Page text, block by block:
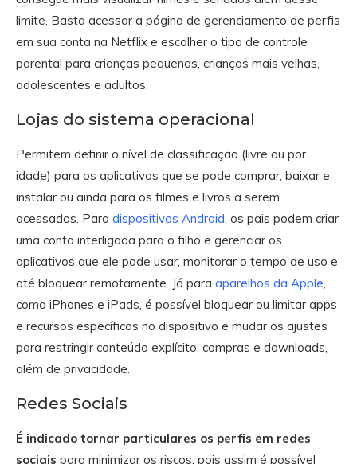
limite. Basta acessar a página de gerenciamento de perfis
em sua conta na Netflix e escolher o tipo de controle
parental para crianças pequenas, crianças mais velhas,
adolescentes e adultos.
Lojas do sistema operacional
Permitem definir o nível de classificação (livre ou por
idade) para os aplicativos que se pode comprar, baixar e
instalar ou ainda para os filmes e livros a serem
acessados. Para dispositivos Android, os pais podem criar
uma conta interligada para o filho e gerenciar os
aplicativos que ele pode usar, monitorar o tempo de uso e
até bloquear remotamente. Já para aparelhos da Apple,
como iPhones e iPads, é possível bloquear ou limitar apps
e recursos específicos no dispositivo e mudar os ajustes
para restringir conteúdo explícito, compras e downloads,
além de privacidade.
Redes Sociais
É indicado tornar particulares os perfis em redes
sociais para minimizar os riscos, pois assim é possível